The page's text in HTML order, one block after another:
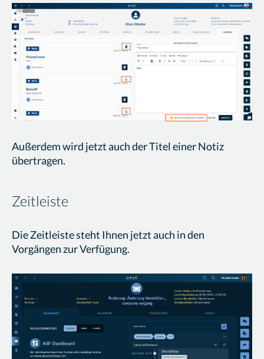
Außerdem wird jetzt auch der Titel einer Notiz
übertragen.
Zeitleiste
Die Zeitleiste steht Ihnen jetzt auch in den
Vorgängen zur Verfügung.